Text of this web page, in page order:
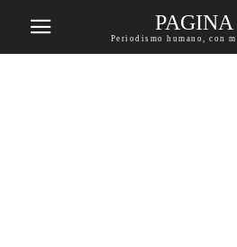
PAGINA
Periodismo humano, con